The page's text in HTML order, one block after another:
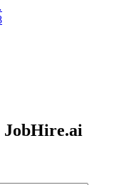
JobHire.ai